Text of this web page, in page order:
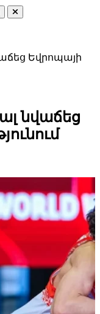
Եվրոպայի
նվաճեց